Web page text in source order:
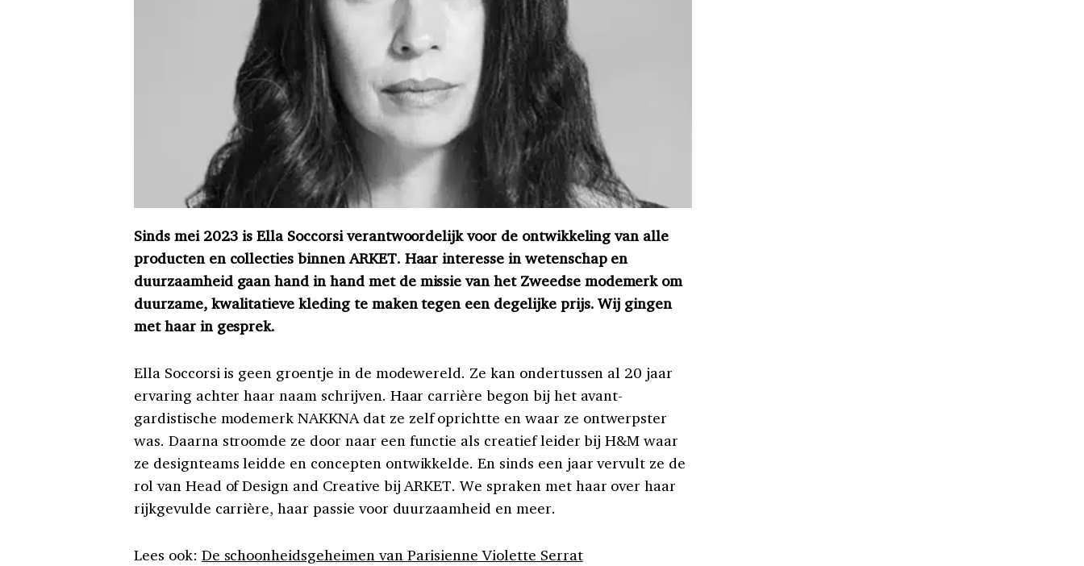
Sinds mei 2023 is Ella Soccorsi verantwoordelijk voor de ontwikkeling van alle
producten en collecties binnen ARKET. Haar interesse in wetenschap en
duurzaamheid gaan hand in hand met de missie van het Zweedse modemerk om
duurzame, kwalitatieve kleding te maken tegen een degelijke prijs. Wij gingen
met haar in gesprek.
Ella Soccorsi is geen groentje in de modewereld. Ze kan ondertussen al 20 jaar
ervaring achter haar naam schrijven. Haar carrière begon bij het avant-
gardistische modemerk NAKKNA dat ze zelf oprichtte en waar ze ontwerpster
was. Daarna stroomde ze door naar een functie als creatief leider bij H&M waar
ze designteams leidde en concepten ontwikkelde. En sinds een jaar vervult ze de
rol van Head of Design and Creative bij ARKET. We spraken met haar over haar
rijkgevulde carrière, haar passie voor duurzaamheid en meer.
Lees ook: De schoonheidsgeheimen van Parisienne Violette Serrat